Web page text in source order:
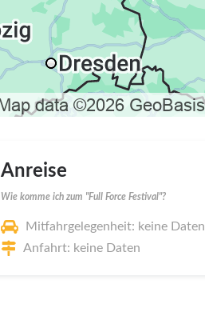
Anreise
Wie komme ich zum "Full Force Festival"?
Mitfahrgelegenheit: keine Daten
Anfahrt: keine Daten